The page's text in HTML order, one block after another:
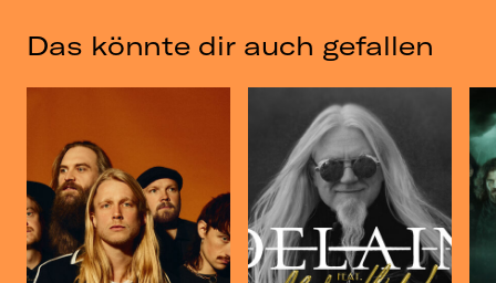
Das könnte dir auch gefallen